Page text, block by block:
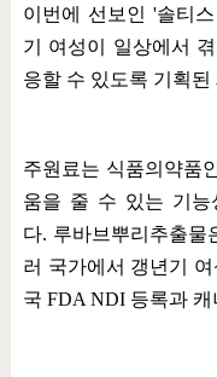
이번에 선보인 '솔티
기 여성이 일상에서
응할 수 있도록 기획된
주원료는 식품의약품
움을 줄 수 있는 기능
다. 루바브뿌리추출물
러 국가에서 갱년기
국 FDA NDI 등록과 캐